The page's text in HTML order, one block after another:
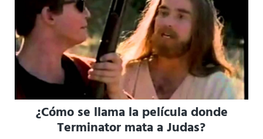
¿Cómo se llama la película donde
Terminator mata a Judas?